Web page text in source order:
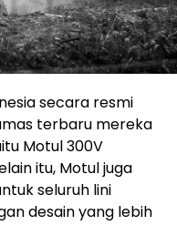
secara resmi
terbaru mereka
Motul 300V
itu, Motul juga
seluruh lini
desain yang lebih